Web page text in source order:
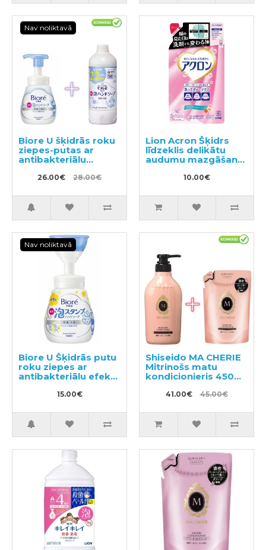
Nav noliktavā
Biore U šķidrās roku
ziepes-putas ar
antibakteriālu
efektu, ar vieglu
citrusu aromātu
450ml
26.00€ 28.00€
Lion Acron Šķidrs
līdzeklis delikātu
audumu mazgāšanai
ar ziedu aromātu,
pildviela 400ml
10.00€
Nav noliktavā
Biore U Šķidrās putu
roku ziepes ar
antibakteriālu efektu
ar vieglu citrusaugļu
aromātu 240ml
15.00€
Shiseido MA CHERIE
Mitrinošs matu
kondicionieris 450ml
+ pildviela 380ml
41.00€ 45.00€